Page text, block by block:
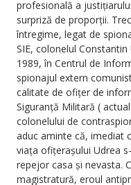
profesională a
surpriză de proporții.
întregime, legat de
SIE, colonelul
1989, în Centrul de
spionajul extern
calitate de ofițer de
Siguranță Militară (
colonelului de
aduc aminte că, imediat
viața ofițerașului Udrea
repejor casa și nevasta.
magistratură, eroul